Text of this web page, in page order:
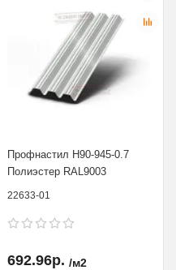
Профнастил Н90-945-0.7
Полиэстер RAL9003
22633-01
692.96р. /м2